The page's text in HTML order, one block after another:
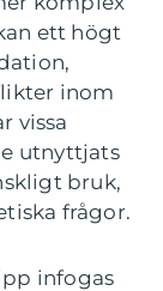
ett högt
inom
vissa
utnyttjats
bruk,
frågor.
infogas